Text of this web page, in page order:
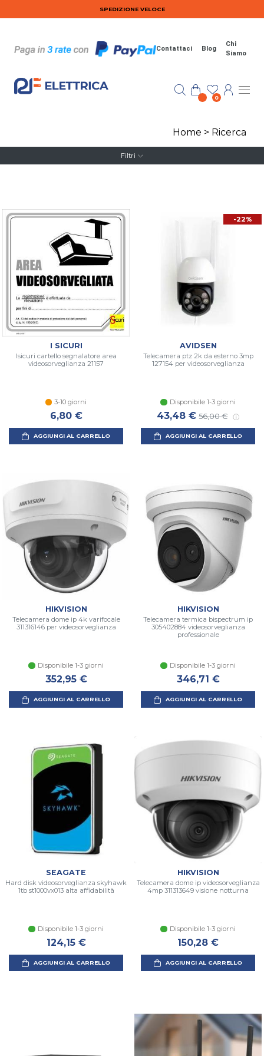
Salta al contenuto principaleSPEDIZIONE VELOCE
Contattaci Blog
Chi
Siamo
0
Home > Ricerca
Filtri
I SICURI
Isicuri cartello segnalatore area
videosorveglianza 21157
3-10 giorni
6,80 €
AGGIUNGI AL CARRELLO
-22%
AVIDSEN
Telecamera ptz 2k da esterno 3mp
127154 per videosorveglianza
Disponibile 1-3 giorni
43,48 € 56,00 €
AGGIUNGI AL CARRELLO
HIKVISION
Telecamera dome ip 4k varifocale
311316146 per videosorveglianza
Disponibile 1-3 giorni
352,95 €
AGGIUNGI AL CARRELLO
HIKVISION
Telecamera termica bispectrum ip
305402884 videosorveglianza
professionale
Disponibile 1-3 giorni
346,71 €
AGGIUNGI AL CARRELLO
SEAGATE
Hard disk videosorveglianza skyhawk
1tb st1000vx013 alta affidabilità
Disponibile 1-3 giorni
124,15 €
AGGIUNGI AL CARRELLO
HIKVISION
Telecamera dome ip videosorveglianza
4mp 311313649 visione notturna
Disponibile 1-3 giorni
150,28 €
AGGIUNGI AL CARRELLO